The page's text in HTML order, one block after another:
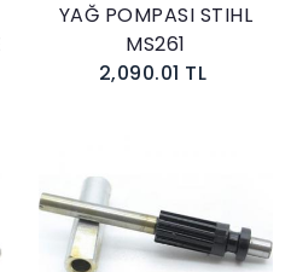
YAĞ POMPASI STIHL
MS261
2,090.01 TL